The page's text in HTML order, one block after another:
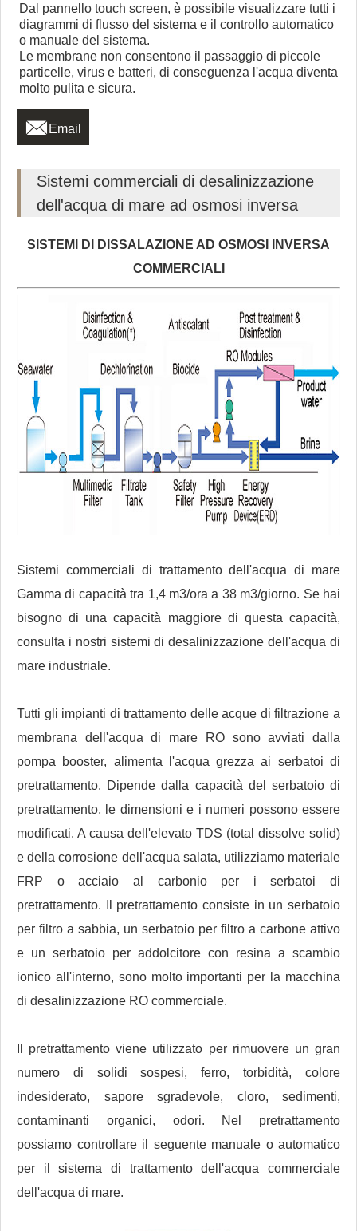
Dal pannello touch screen, è possibile visualizzare tutti i
diagrammi di flusso del sistema e il controllo automatico
o manuale del sistema.
Le membrane non consentono il passaggio di piccole
particelle, virus e batteri, di conseguenza l'acqua diventa
molto pulita e sicura.
 Email
Sistemi commerciali di desalinizzazione
dell'acqua di mare ad osmosi inversa
SISTEMI DI DISSALAZIONE AD OSMOSI INVERSA
COMMERCIALI
Sistemi commerciali di trattamento dell'acqua di mare
Gamma di capacità tra 1,4 m3/ora a 38 m3/giorno. Se hai
bisogno di una capacità maggiore di questa capacità,
consulta i nostri sistemi di desalinizzazione dell'acqua di
mare industriale.
Tutti gli impianti di trattamento delle acque di filtrazione a
membrana dell'acqua di mare RO sono avviati dalla
pompa booster, alimenta l'acqua grezza ai serbatoi di
pretrattamento. Dipende dalla capacità del serbatoio di
pretrattamento, le dimensioni e i numeri possono essere
modificati. A causa dell'elevato TDS (total dissolve solid)
e della corrosione dell'acqua salata, utilizziamo materiale
FRP o acciaio al carbonio per i serbatoi di
pretrattamento. Il pretrattamento consiste in un serbatoio
per filtro a sabbia, un serbatoio per filtro a carbone attivo
e un serbatoio per addolcitore con resina a scambio
ionico all'interno, sono molto importanti per la macchina
di desalinizzazione RO commerciale.
Il pretrattamento viene utilizzato per rimuovere un gran
numero di solidi sospesi, ferro, torbidità, colore
indesiderato, sapore sgradevole, cloro, sedimenti,
contaminanti organici, odori. Nel pretrattamento
possiamo controllare il seguente manuale o automatico
per il sistema di trattamento dell'acqua commerciale
dell'acqua di mare.